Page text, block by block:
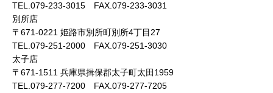
TEL.079-233-3015 FAX.079-233-3031
別所店
〒671-0221 姫路市別所町別所4丁目27
TEL.079-251-2000 FAX.079-251-3030
太子店
〒671-1511 兵庫県揖保郡太子町太田1959
TEL.079-277-7200 FAX.079-277-7205